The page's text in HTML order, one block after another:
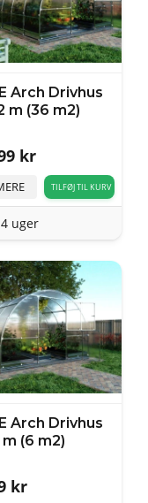
Arch Drivhus
m (36 m2)
kr
TILFØJ TIL KURV
uger
Arch Drivhus
m (6 m2)
kr